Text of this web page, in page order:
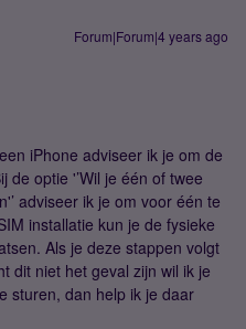
Forum|Forum|4 years ago
iPhone adviseer ik je om de
de optie '’Wil je één of twee
adviseer ik je om voor één te
installatie kun je de fysieke
Als je deze stappen volgt
dit niet het geval zijn wil ik je
sturen, dan help ik je daar